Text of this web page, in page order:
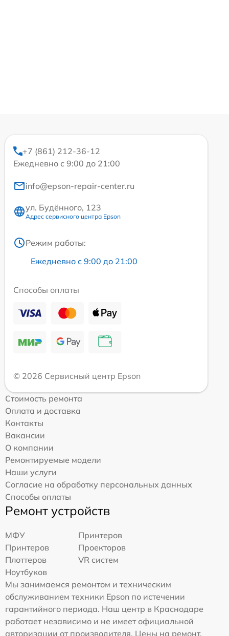
+7 (861) 212-36-12
Ежедневно с 9:00 до 21:00
info@epson-repair-center.ru
ул. Будённого, 123
Адрес сервисного центра Epson
Режим работы:
Ежедневно с 9:00 до 21:00
Способы оплаты
© 2026 Сервисный центр Epson
Стоимость ремонта
Оплата и доставка
Контакты
Вакансии
О компании
Ремонтируемые модели
Наши услуги
Согласие на обработку персональных данных
Способы оплаты
Ремонт устройств
МФУ
Принтеров
Принтеров
Проекторов
Плоттеров
VR систем
Ноутбуков
Мы занимаемся ремонтом и техническим
обслуживанием техники Epson по истечении
гарантийного периода. Наш центр в Краснодаре
работает независимо и не имеет официальной
авторизации от производителя. Цены на ремонт,